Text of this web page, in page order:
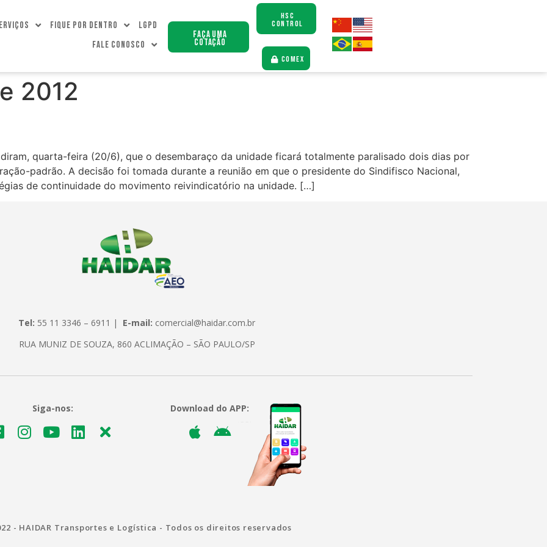
Fique Por dentro
LGPD
Fale Conosco
Faça uma
Cotação
HSC
CONTROL
COMEX
2012
quarta-feira (20/6), que o desembaraço da unidade ficará totalmente paralisado dois dias por
padrão. A decisão foi tomada durante a reunião em que o presidente do Sindifisco Nacional,
de continuidade do movimento reivindicatório na unidade. […]
Tel: 55 11 3346 – 6911 | E-mail: comercial@haidar.com.br
RUA MUNIZ DE SOUZA, 860 ACLIMAÇÃO – SÃO PAULO/SP
Siga-nos: Download do APP:
- HAIDAR Transportes e Logística - Todos os direitos reservados